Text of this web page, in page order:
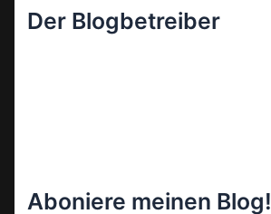
Der Blogbetreiber
Aboniere meinen Blog!